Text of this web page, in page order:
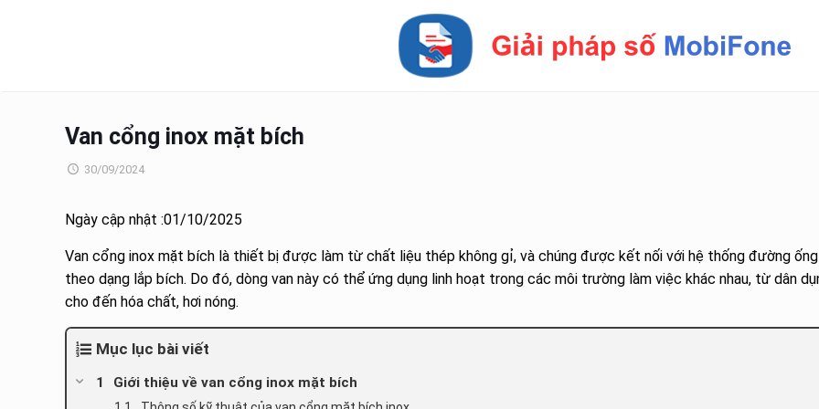
Van cổng inox mặt bích
30/09/2024
Ngày cập nhật :01/10/2025
Van cổng inox mặt bích là thiết bị được làm từ chất liệu thép không gỉ, và chúng được kết nối với hệ thống đường ống
theo dạng lắp bích. Do đó, dòng van này có thể ứng dụng linh hoạt trong các môi trường làm việc khác nhau, từ dân
cho đến hóa chất, hơi nóng.
Mục lục bài viết
Giới thiệu về van cổng inox mặt bích